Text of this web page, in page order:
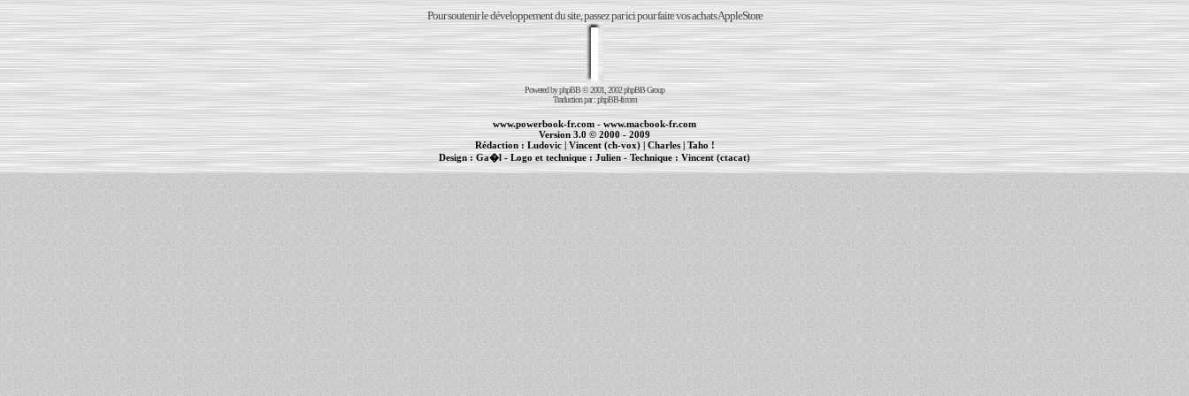
Pour soutenir le développement du site, passez par ici pour faire vos achats AppleStore
Powered byphpBB© 2001, 2002 phpBB Group
Traduction par :phpBB-fr.com
www.powerbook-fr.com - www.macbook-fr.com
Version 3.0 © 2000 - 2009
Rédaction : Ludovic|Vincent (ch-vox)| Charles|Taho !
Design :Ga�l - Logo et technique : Julien - Technique :Vincent (ctacat)
| | cr�ation de sites Internet